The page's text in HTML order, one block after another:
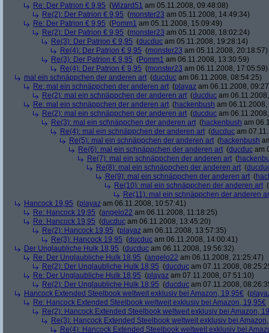
Re: Der Patrion € 9,95 (Wizard51 am 05.11.2008, 09:48:08)
Re(2): Der Patrion € 9,95 (monster23 am 05.11.2008, 14:49:34)
Re: Der Patrion € 9,95 (Pomm1 am 05.11.2008, 15:09:49)
Re(2): Der Patrion € 9,95 (monster23 am 05.11.2008, 18:02:24)
Re(3): Der Patrion € 9,95 (ducduc am 05.11.2008, 19:28:14)
Re(4): Der Patrion € 9,95 (monster23 am 05.11.2008, 20:18:57)
Re(3): Der Patrion € 9,95 (Pomm1 am 06.11.2008, 13:30:59)
Re(4): Der Patrion € 9,95 (monster23 am 06.11.2008, 17:05:59)
mal ein schnäppchen der anderen art (ducduc am 06.11.2008, 08:54:25)
Re: mal ein schnäppchen der anderen art (playaz am 06.11.2008,
Re(2): mal ein schnäppchen der anderen art (ducduc am
Re: mal ein schnäppchen der anderen art (hackenbush am
Re(2): mal ein schnäppchen der anderen art (ducduc am
Re(3): mal ein schnäppchen der anderen art (hackenbush am
Re(4): mal ein schnäppchen der anderen art (ducduc am
Re(5): mal ein schnäppchen der anderen art (hackenbush
Re(6): mal ein schnäppchen der anderen art (ducduc am
Re(7): mal ein schnäppchen der anderen art (
Re(8): mal ein schnäppchen der anderen art (
Re(9): mal ein schnäppchen der anderen art (
Re(10): mal ein schnäppchen der anderen art (
Re(11): mal ein schnäppchen der anderen
Hancock 19,95 (playaz am 06.11.2008, 10:57:41)
Re: Hancock 19,95 (angelo22 am 06.11.2008, 11:18:25)
Re: Hancock 19,95 (ducduc am 06.11.2008, 13:45:20)
Re(2): Hancock 19,95 (playaz am 06.11.2008, 13:57:35)
Re(3): Hancock 19,95 (ducduc am 06.11.2008, 14:00:41)
Der Unglaubliche Hulk 18,95 (ducduc am 06.11.2008, 19:56:32)
Re: Der Unglaubliche Hulk 18,95 (angelo22 am 06.11.2008, 21:25:47)
Re(2): Der Unglaubliche Hulk 18,95 (ducduc am 07.11.2008,
Re: Der Unglaubliche Hulk 18,95 (playaz am 07.11.2008, 07:51:10)
Re(2): Der Unglaubliche Hulk 18,95 (ducduc am 07.11.2008,
Hancock Extended Steelbook weltweit exklusiv bei Amazon, 19,95€ (
Re: Hancock Extended Steelbook weltweit exklusiv bei Amazon, 19,95€
Re(2): Hancock Extended Steelbook weltweit exklusiv bei Amazon,
Re(3): Hancock Extended Steelbook weltweit exklusiv bei
Re(4): Hancock Extended Steelbook weltweit exklusiv bei